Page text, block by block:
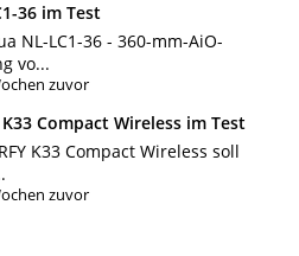
36 im Test
NL-LC1-36 - 360-mm-AiO-
vo...
zuvor
K33 Compact Wireless im Test
K33 Compact Wireless soll
zuvor